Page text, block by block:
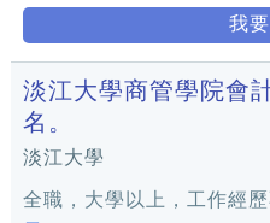
我
淡江大學商管學院會
名。
淡江大學
全職，大學以上，工作經歷